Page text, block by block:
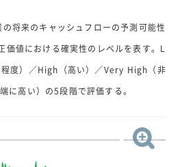
将来のキャッシュフローの予測可能性
価値における確実性のレベルを表す。L
度）／High（高い）／Very High（非
高い）の5段階で評価する。